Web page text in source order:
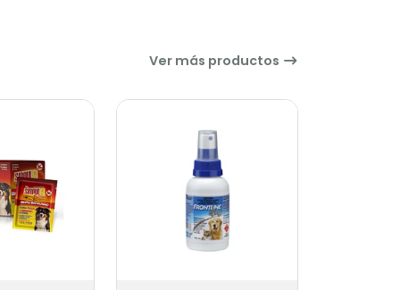
Ver más productos